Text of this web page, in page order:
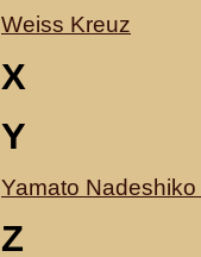
Weiss Kreuz
X
Y
Yamato
Z